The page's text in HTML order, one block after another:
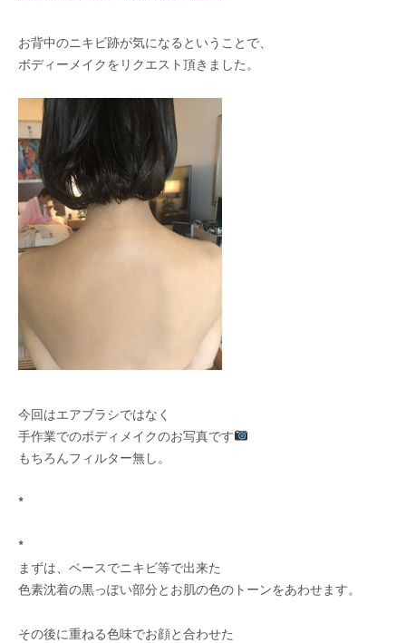
お背中のニキビ跡が気になるということで、
ボディーメイクをリクエスト頂きました。
今回はエアブラシではなく
手作業でのボディメイクのお写真です
もちろんフィルター無し。
*
*
まずは、ベースでニキビ等で出来た
色素沈着の黒っぽい部分とお肌の色のトーンをあわせます。
その後に重ねる色味でお顔と合わせた